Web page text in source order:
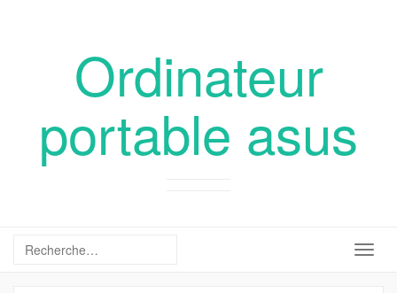
Ordinateur
portable asus